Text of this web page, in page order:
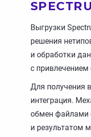
Выгрузки
решения
и обработки
с привлечением
Для получения
интеграция.
обмен файлами
и результатом